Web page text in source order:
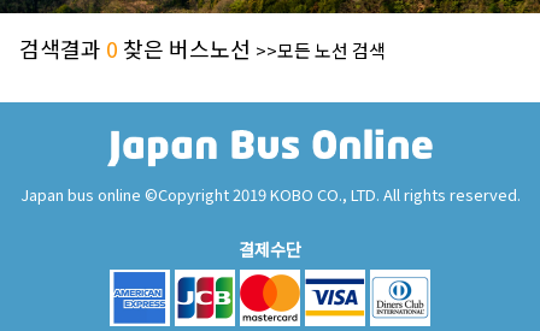
검색결과 0 찾은 버스노선 >>모든 노선 검색
Japan bus online ©Copyright 2019 KOBO CO., LTD. All rights reserved.
결제수단